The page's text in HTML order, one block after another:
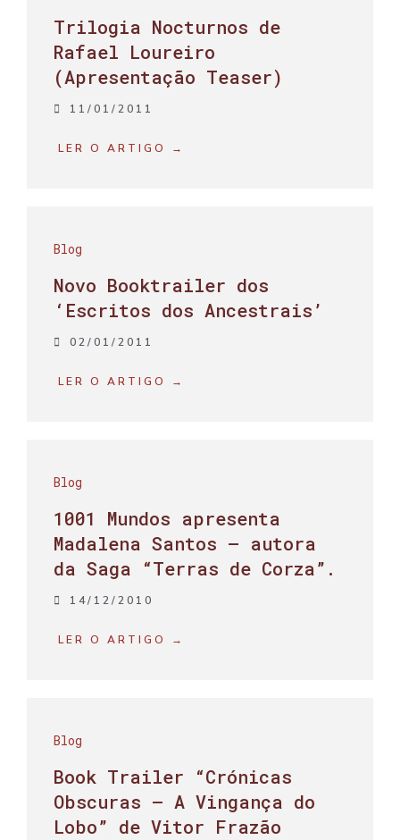
Trilogia Nocturnos de
Rafael Loureiro
(Apresentação Teaser)
11/01/2011
LER O ARTIGO →
Blog
Novo Booktrailer dos
‘Escritos dos Ancestrais’
02/01/2011
LER O ARTIGO →
Blog
1001 Mundos apresenta
Madalena Santos – autora
da Saga “Terras de Corza”.
14/12/2010
LER O ARTIGO →
Blog
Book Trailer “Crónicas
Obscuras – A Vingança do
Lobo” de Vitor Frazão